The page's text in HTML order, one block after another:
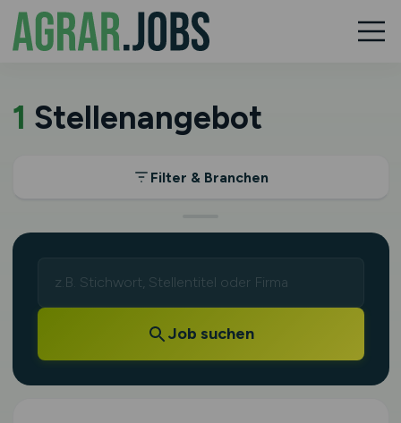
1 Stellenangebot
Filter & Branchen
Job suchen